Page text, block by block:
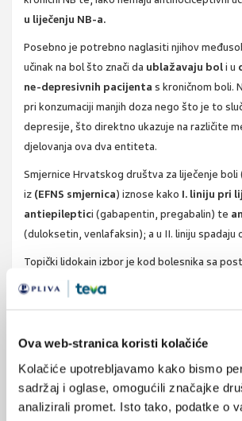
Ova web-stranica koristi kolačiće
Kolačiće upotrebljavamo kako bismo
sadržaj i oglase, omogućili značajke
analizirali promet. Isto tako, podatke o
u liječenju NB-a.
Posebno je potrebno naglasiti njihov
učinak na bol što znači da ublažavaju boli u
ne-depresivnih pacijenta s kroničnom boli.
pri konzumaciji manjih doza nego što je to
depresije, što direktno ukazuje na različite
djelovanja ova dva entiteta.
Smjernice Hrvatskog društva za liječenje boli
iz (EFNS smjernica) iznose kako I. liniju pri
antiepileptici (gabapentin, pregabalin) te
(duloksetin, venlafaksin); a u II. liniju spadaju
Topički lidokain izbor je kod bolesnika sa
neuralgijom i alodinijom - bolna reakcija na
nenociceptivni podražaj -(nježno doticanje
Kod
Postupak zasve tipove
NB-a;osim